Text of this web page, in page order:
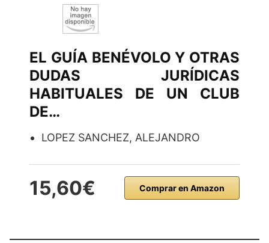
EL GUÍA BENÉVOLO Y OTRAS
DUDAS JURÍDICAS
HABITUALES DE UN CLUB
DE…
LOPEZ SANCHEZ, ALEJANDRO
15,60€ Comprar en Amazon